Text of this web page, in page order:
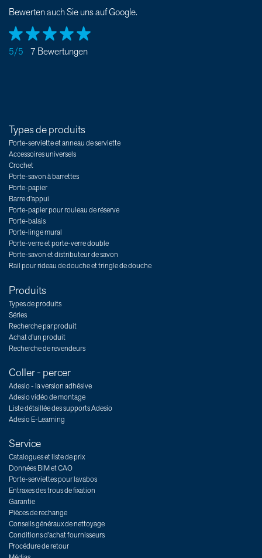
Bewerten auch Sie uns auf Google.
5/5 7 Bewertungen
Types de produits
Porte-serviette et anneau de serviette
Accessoires universels
Crochet
Porte-savon à barrettes
Porte-papier
Barre d'appui
Porte-papier pour rouleau de réserve
Porte-balais
Porte-linge mural
Porte-verre et porte-verre double
Porte-savon et distributeur de savon
Rail pour rideau de douche et tringle de douche
Produits
Types de produits
Séries
Recherche par produit
Achat d’un produit
Recherche de revendeurs
Coller - percer
Adesio - la version adhésive
Adesio vidéo de montage
Liste détaillée des supports Adesio
Adesio E-Learning
Service
Catalogues et liste de prix
Données BIM et CAO
Porte-serviettes pour lavabos
Entraxes des trous de fixation
Garantie
Pièces de rechange
Conseils généraux de nettoyage
Conditions d'achat fournisseurs
Procédure de retour